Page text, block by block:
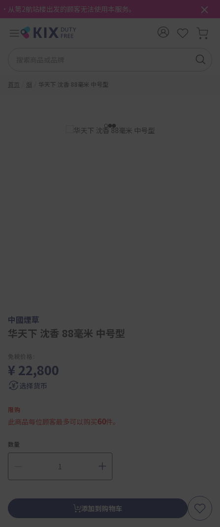
・从第2航站楼出发的顾客无法使用本服务。
首页 烟 华天下 沈香 88毫米 中号型
123
中國煙草
华天下 沈香 88毫米 中号型
¥ 22,800
选择货币
限购
此商品每位顾客最多可以购买60件。
数量
添加到购物车